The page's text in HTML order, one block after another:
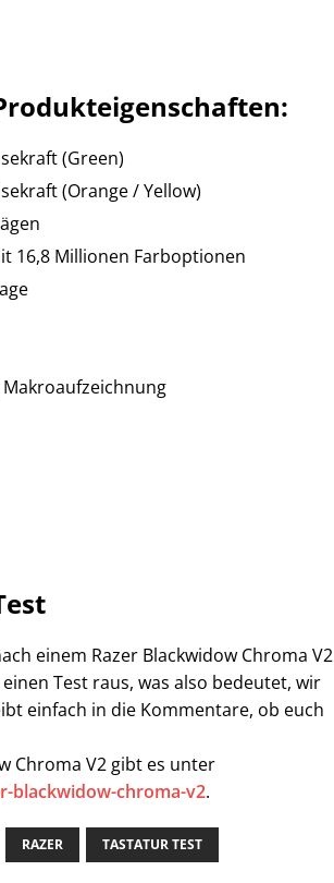
(Green)
(Orange / Yellow)
16,8 Millionen Farboptionen
einem Razer Blackwidow Chroma V2
Test raus, was also bedeutet, wir
einfach in die Kommentare, ob euch
Chroma V2 gibt es unter
blackwidow-chroma-v2.
RAZER TASTATUR TEST